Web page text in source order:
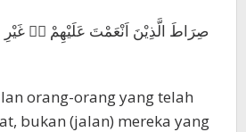
orang-orang yang telah
bukan (jalan) mereka yang